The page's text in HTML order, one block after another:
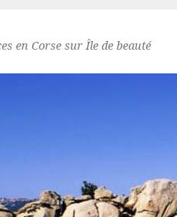
en Corse sur Île de beauté